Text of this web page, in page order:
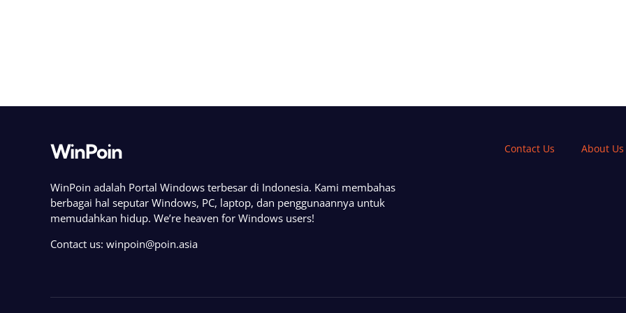
WinPoin
WinPoin adalah Portal Windows terbesar di Indonesia. Kami membahas
berbagai hal seputar Windows, PC, laptop, dan penggunaannya untuk
memudahkan hidup. We’re heaven for Windows users!
Contact us: winpoin@poin.asia
Contact Us About Us